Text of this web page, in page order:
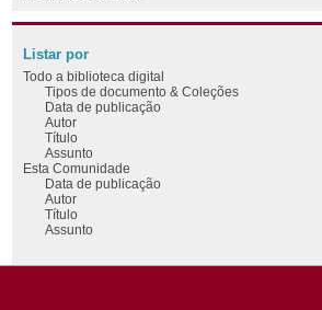
Listar por
Todo a biblioteca digital
Tipos de documento & Coleções
Data de publicação
Autor
Título
Assunto
Esta Comunidade
Data de publicação
Autor
Título
Assunto